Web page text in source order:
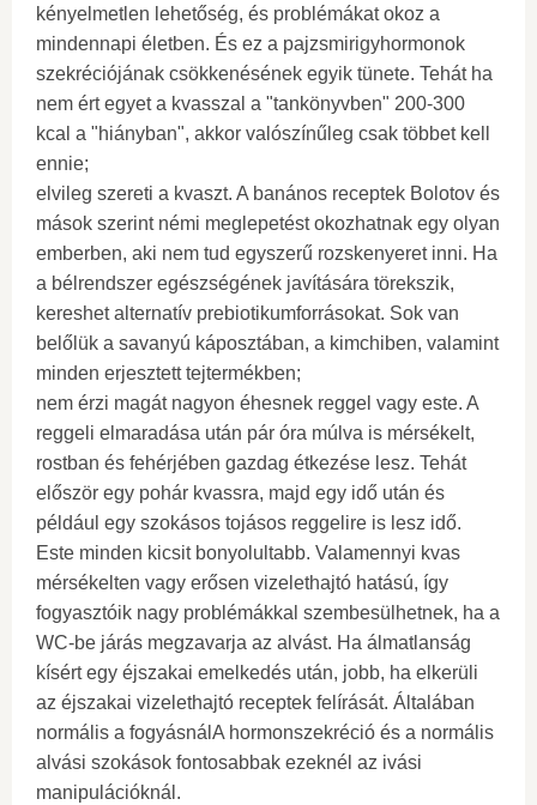
kényelmetlen lehetőség, és problémákat okoz a
mindennapi életben. És ez a pajzsmirigyhormonok
szekréciójának csökkenésének egyik tünete. Tehát ha
nem ért egyet a kvasszal a "tankönyvben" 200-300
kcal a "hiányban", akkor valószínűleg csak többet kell
ennie;
elvileg szereti a kvaszt. A banános receptek Bolotov és
mások szerint némi meglepetést okozhatnak egy olyan
emberben, aki nem tud egyszerű rozskenyeret inni. Ha
a bélrendszer egészségének javítására törekszik,
kereshet alternatív prebiotikumforrásokat. Sok van
belőlük a savanyú káposztában, a kimchiben, valamint
minden erjesztett tejtermékben;
nem érzi magát nagyon éhesnek reggel vagy este. A
reggeli elmaradása után pár óra múlva is mérsékelt,
rostban és fehérjében gazdag étkezése lesz. Tehát
először egy pohár kvassra, majd egy idő után és
például egy szokásos tojásos reggelire is lesz idő.
Este minden kicsit bonyolultabb. Valamennyi kvas
mérsékelten vagy erősen vizelethajtó hatású, így
fogyasztóik nagy problémákkal szembesülhetnek, ha a
WC-be járás megzavarja az alvást. Ha álmatlanság
kísért egy éjszakai emelkedés után, jobb, ha elkerüli
az éjszakai vizelethajtó receptek felírását. Általában
normális a fogyásnálA hormonszekréció és a normális
alvási szokások fontosabbak ezeknél az ivási
manipulációknál.